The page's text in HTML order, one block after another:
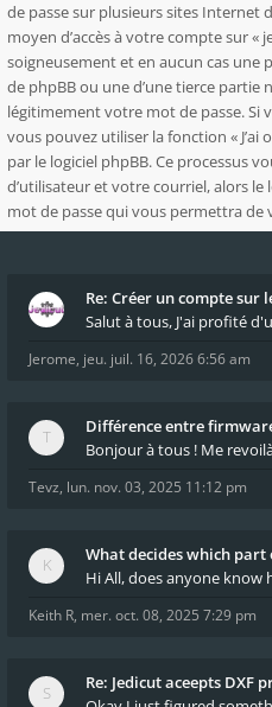
de passe sur plusieurs sites Internet
moyen d’accès à votre compte sur «
soigneusement et en aucun cas une
de phpBB ou une d’une tierce partie
légitimement votre mot de passe. Si
vous pouvez utiliser la fonction «
par le logiciel phpBB. Ce processus
d’utilisateur et votre courriel, alors
mot de passe qui vous permettra de
Re: Créer un compte
Salut à tous, J'ai profité
Jerome, jeu. juil. 16, 2026 6:56 am
Différence entre firmware
Bonjour à tous ! Me
Tevz, lun. nov. 03, 2025 11:12 pm
What decides which
Hi All, does anyone know
Keith R, mer. oct. 08, 2025 7:29 pm
Re: Jedicut aceepts DXF